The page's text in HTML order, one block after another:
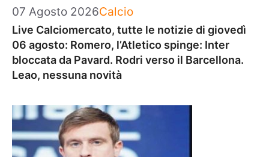
07 Agosto 2026Categorie
Calcio
Live Calciomercato, tutte le notizie di giovedì
06 agosto: Romero, l’Atletico spinge: Inter
bloccata da Pavard. Rodri verso il Barcellona.
Leao, nessuna novità